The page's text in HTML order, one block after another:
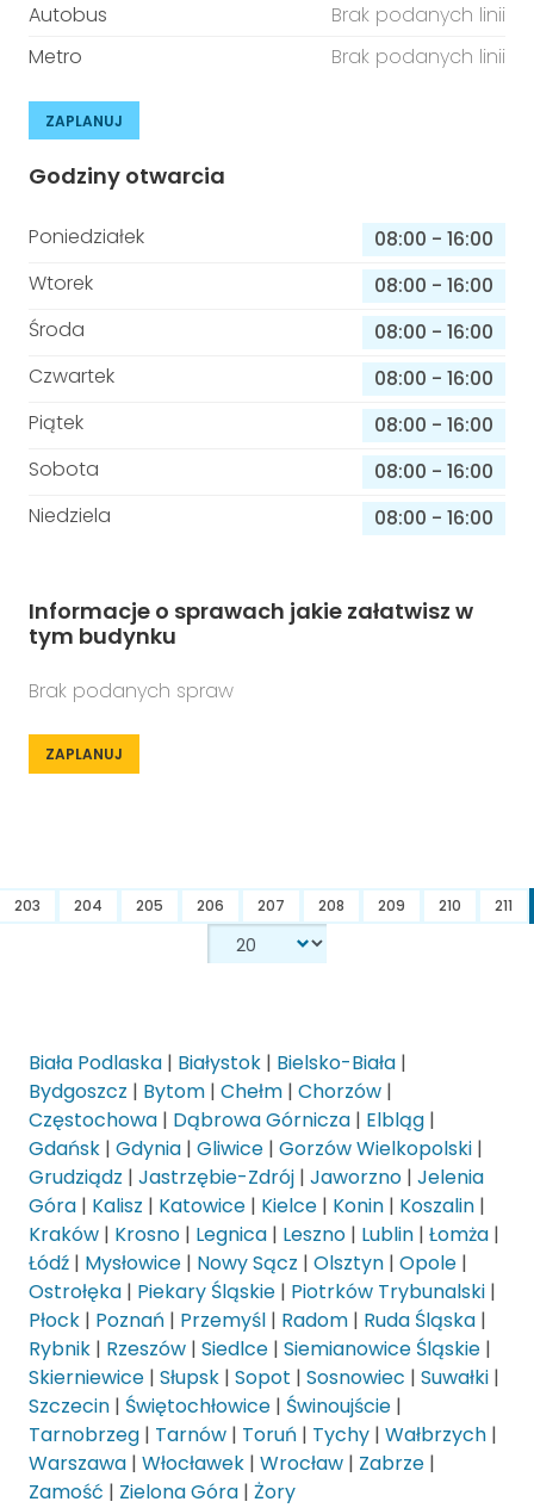
Autobus
Brak podanych linii
Metro
Brak podanych linii
ZAPLANUJ
Godziny otwarcia
Poniedziałek 08:00 - 16:00
Wtorek
08:00 - 16:00
Środa
08:00 - 16:00
Czwartek
08:00 - 16:00
Piątek
08:00 - 16:00
Sobota
08:00 - 16:00
Niedziela
08:00 - 16:00
Informacje o sprawach jakie załatwisz w
tym budynku
Brak podanych spraw
ZAPLANUJ
203 204 205 206 207 208 209 210 211
Biała Podlaska | Białystok | Bielsko-Biała |
Bydgoszcz | Bytom | Chełm | Chorzów |
Częstochowa | Dąbrowa Górnicza | Elbląg |
Gdańsk | Gdynia | Gliwice | Gorzów Wielkopolski |
Grudziądz | Jastrzębie-Zdrój | Jaworzno | Jelenia
Góra | Kalisz | Katowice | Kielce | Konin | Koszalin |
Kraków | Krosno | Legnica | Leszno | Lublin | Łomża |
Łódź | Mysłowice | Nowy Sącz | Olsztyn | Opole |
Ostrołęka | Piekary Śląskie | Piotrków Trybunalski |
Płock | Poznań | Przemyśl | Radom | Ruda Śląska |
Rybnik | Rzeszów | Siedlce | Siemianowice Śląskie |
Skierniewice | Słupsk | Sopot | Sosnowiec | Suwałki |
Szczecin | Świętochłowice | Świnoujście |
Tarnobrzeg | Tarnów | Toruń | Tychy | Wałbrzych |
Warszawa | Włocławek | Wrocław | Zabrze |
Zamość | Zielona Góra | Żory